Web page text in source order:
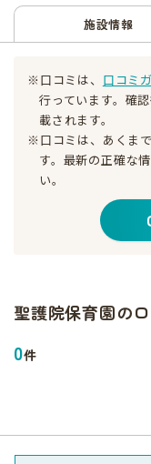
施設情報
※口コミは、 口コミ
行っています。確
載されます。
※口コミは、あくま
す。最新の正確な
い。
聖護院保育園の
0件